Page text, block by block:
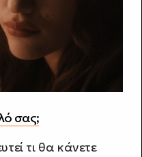
σας;
τι θα κάνετε